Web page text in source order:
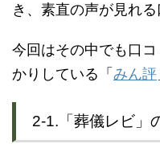
き、素直の声が見れ
今回はその中でも口
かりしている「 みん評
2-1.「葬儀レビ」